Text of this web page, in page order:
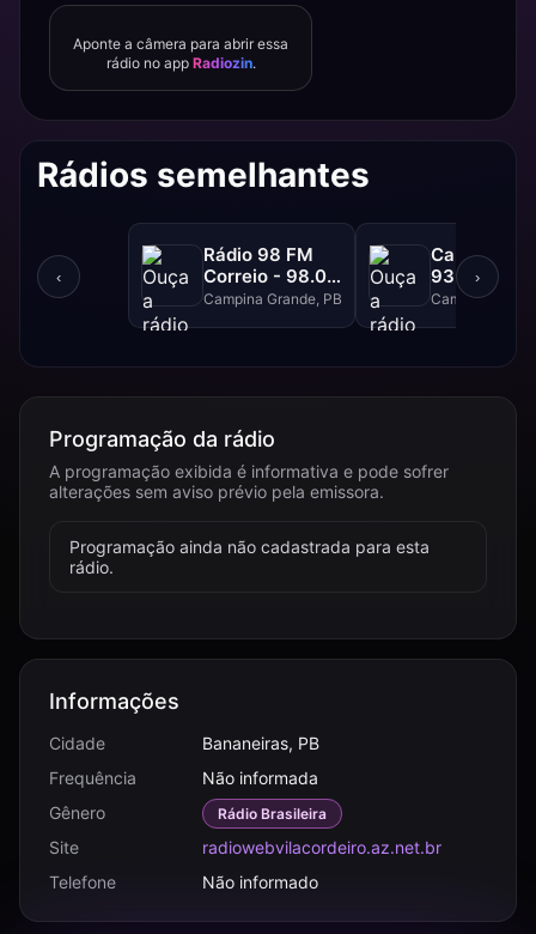
Aponte a câmera para abrir essa
rádio no app Radiozin.
Rádios semelhantes
‹
Rádio 98 FM
Correio - 98.0
FM
Campina Grande, PB
Campina
93.1 FM
Campina
›
Programação da rádio
A programação exibida é informativa e pode sofrer
alterações sem aviso prévio pela emissora.
Programação ainda não cadastrada para esta
rádio.
Informações
Cidade
Bananeiras, PB
Frequência
Não informada
Gênero
Rádio Brasileira
Site
radiowebvilacordeiro.az.net.br
Telefone
Não informado